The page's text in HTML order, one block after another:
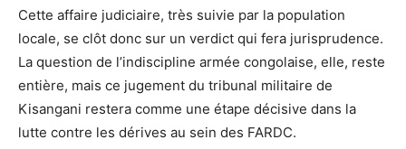
Cette affaire judiciaire, très suivie par la population
locale, se clôt donc sur un verdict qui fera jurisprudence.
La question de l’indiscipline armée congolaise, elle, reste
entière, mais ce jugement du tribunal militaire de
Kisangani restera comme une étape décisive dans la
lutte contre les dérives au sein des FARDC.